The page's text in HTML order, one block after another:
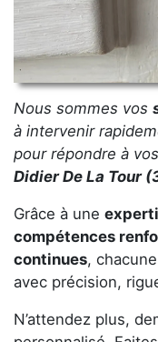
Nous sommes vos
à intervenir
pour répondre à
Didier De La Tour
Grâce à une
compétences
continues,
avec précision,
N’attendez plus,